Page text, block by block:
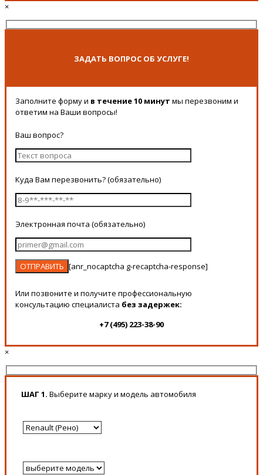
×
ЗАДАТЬ ВОПРОС ОБ УСЛУГЕ!
Заполните форму и в течение 10 минут мы перезвоним и
ответим на Ваши вопросы!
Ваш вопрос?
Куда Вам перезвонить? (обязательно)
Электронная почта (обязательно)
[anr_nocaptcha g-recaptcha-response]
Или позвоните и получите профессиональную
консультацию специалиста без задержек:
+7 (495) 223-38-90
×
ШАГ 1. Выберите марку и модель автомобиля